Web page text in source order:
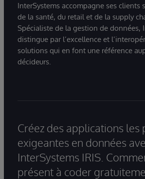
InterSystems accompagne ses clients
de la santé, du retail et de la supply
Spécialiste de la gestion de données,
distingue par l’excellence et
solutions qui en font une référence
décideurs.
Créez des applications les
exigeantes en données
InterSystems IRIS.
présent à coder